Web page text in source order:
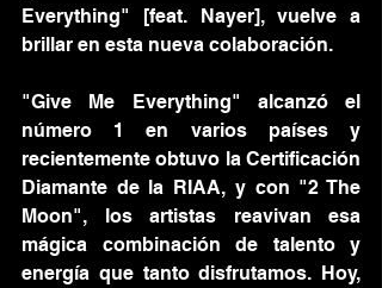
Everything" [feat. Nayer], vuelve a
brillar en esta nueva colaboración.
"Give Me Everything" alcanzó el
número 1 en varios países y
recientemente obtuvo la Certificación
Diamante de la RIAA, y con "2 The
Moon", los artistas reavivan esa
mágica combinación de talento y
energía que tanto disfrutamos. Hoy,